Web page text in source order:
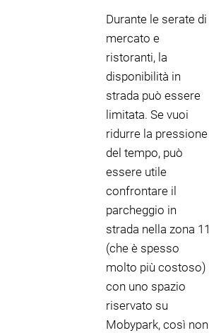
Durante le serate di
mercato e
ristoranti, la
disponibilità in
strada può essere
limitata. Se vuoi
ridurre la pressione
del tempo, può
essere utile
confrontare il
parcheggio in
strada nella zona 11
(che è spesso
molto più costoso)
con uno spazio
riservato su
Mobypark, così non